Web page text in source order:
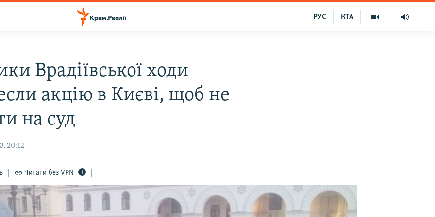
КТА
РУС
Врадіївської ходи
акцію в Києві, щоб не
на суд
20:12
Читати без VPN